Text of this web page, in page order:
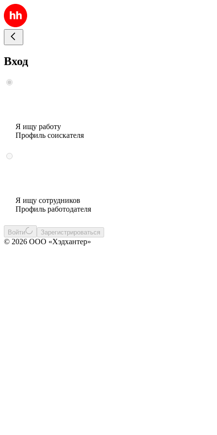
Вход
Я ищу работу
Профиль соискателя
Я ищу сотрудников
Профиль работодателя
Войти Зарегистрироваться
© 2026 ООО «Хэдхантер»